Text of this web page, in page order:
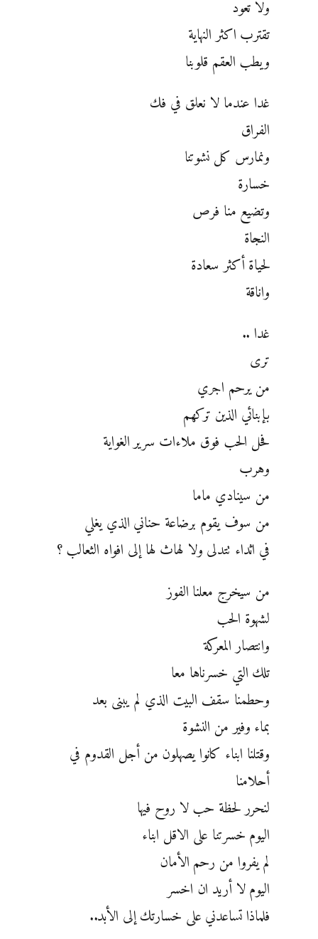
ولا تعود
تقترب اكثر النهاية
ويطب العقم قلوبنا
غدا عندما لا نعلق في فك
الفراق
ونمارس كل نشوتنا
خسارة
وتضيع منا فرص
النجاة
لحياة أكثر سعادة
واناقة
غدا ..
ترى
من يرحم اجري
بإبنائي الذين تركهم
فحل الحب فوق ملاءات سرير الغواية
وهرب
من سينادي ماما
من سوف يقوم برضاعة حناني الذي يغلي
في اثداء تتدلى ولا لهاث لها إلى افواه الثعالب ؟
من سيخرج معلنا الفوز
لشهوة الحب
وانتصار المعركة
تلك التي خسرناها معا
وحطمنا سقف البيت الذي لم يبنى بعد
بماء وفير من النشوة
وقتلنا ابناء كانوا يصهلون من أجل القدوم في
أحلامنا
لنحرر لحظة حب لا روح فيها
اليوم خسرتنا على الاقل ابناء
لم يفروا من رحم الأمان
اليوم لا أريد ان اخسر
فلماذا تساعدني على خسارتك إلى الأبد..